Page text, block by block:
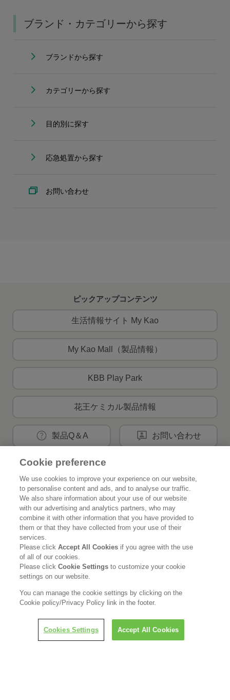
ブランド・カテゴリーから探す
ブランドから探す
カテゴリーから探す
目的別に探す
応急処置から探す
お問い合わせ
ピックアップコンテンツ
生活情報サイト My Kao
My Kao Mall（製品情報）
KBB Play Park
花王ケミカル製品情報
製品Q＆A お問い合わせ
花王公式SNSアカウント
Home
サステナビリティ
ブランド
ニュースルーム
花王のアクセシビリティ 個人情報保護方針
LINEで担当者につなぐ
Cookie preference
We use cookies to improve your experience on our website,
to personalise content and ads, and to analyse our traffic.
We also share information about your use of our website
with our advertising and analytics partners, who may
combine it with other information that you have provided to
them or that they have collected from your use of their
services.
Please clickAccept All Cookies if you agree with the use
of all of our cookies.
Please clickCookie Settingsto customize your cookie
settings on our website.
You can manage the cookie settings by clicking on the
Cookie policy/Privacy Policy link in the footer.
Cookies Settings Accept All Cookies